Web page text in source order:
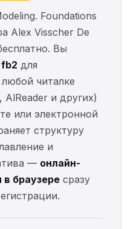
Foundations
Alex Visscher De
Вы
для
читалке
AlReader и других)
или электронной
структуру
и
— онлайн-
в браузере сразу